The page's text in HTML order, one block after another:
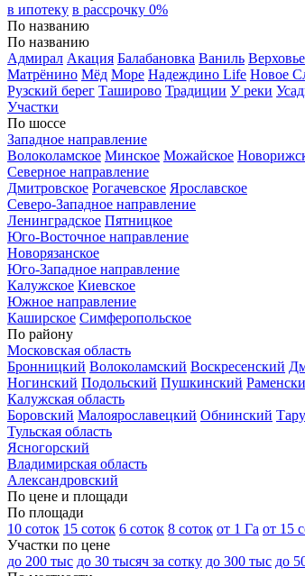
в ипотеку в рассрочку 0%
По названию
По названию
Адмирал Акация Балабановка Ваниль
Матрёнино Мёд Море Надеждино Life Новое
Рузский берег Таширово Традиции У реки
Участки
По шоссе
Западное направление
Волоколамское Минское Можайское
Северное направление
Дмитровское Рогачевское Ярославское
Северо-Западное направление
Ленинградское Пятницкое
Юго-Восточное направление
Новорязанское
Юго-Западное направление
Калужское Киевское
Южное направление
Каширское Симферопольское
По району
Московская область
Бронницкий Волоколамский Воскресенский
Ногинский Подольский Пушкинский
Калужская область
Боровский Малоярославецкий Обнинский
Тульская область
Ясногорский
Владимирская область
Александровский
По цене и площади
По площади
10 соток 15 соток 6 соток 8 соток от 1 Га от 15
Участки по цене
до 200 тыс до 30 тысяч за сотку до 300 тыс до